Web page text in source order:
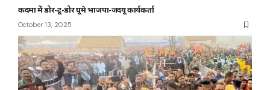
कदमा में डोर-टू-डोर घूमे भाजपा-जदयू कार्यकर्ता
October 13, 2025